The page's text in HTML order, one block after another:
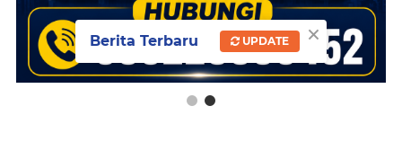
×
Berita Terbaru UPDATE